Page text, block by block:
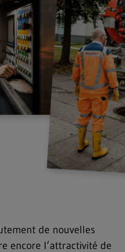
de nouvelles
encore l’attractivité de